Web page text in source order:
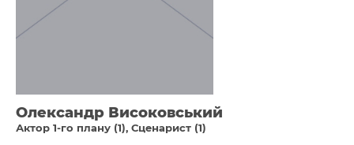
Олександр Високовський
Актор 1-го плану (1) Сценарист (1)